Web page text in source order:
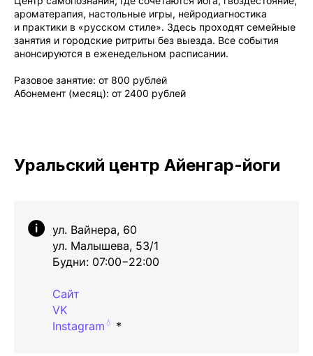
ароматерапия, настольные игры, нейродиагностика
и практики в «русском стиле». Здесь проходят семейные
занятия и городские ритриты без выезда. Все события
анонсируются в еженедельном расписании.
Разовое занятие: от 800 рублей
Абонемент (месяц): от 2400 рублей
Уральский центр Айенгар-йоги
ул. Вайнера, 60
ул. Малышева, 53/1
Будни: 07:00−22:00
Сайт
VK
Instagram 💧 *